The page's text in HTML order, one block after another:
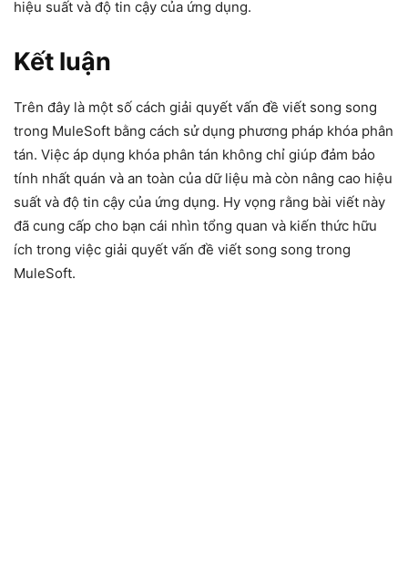
hiệu suất và độ tin cậy của ứng dụng.
Kết luận
Trên đây là một số cách giải quyết vấn đề viết song song
trong MuleSoft bằng cách sử dụng phương pháp khóa phân
tán. Việc áp dụng khóa phân tán không chỉ giúp đảm bảo
tính nhất quán và an toàn của dữ liệu mà còn nâng cao hiệu
suất và độ tin cậy của ứng dụng. Hy vọng rằng bài viết này
đã cung cấp cho bạn cái nhìn tổng quan và kiến thức hữu
ích trong việc giải quyết vấn đề viết song song trong
MuleSoft.